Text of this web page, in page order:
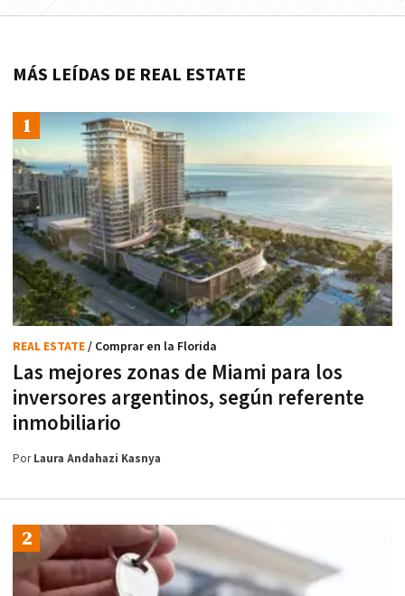
MÁS LEÍDAS DE REAL ESTATE
Las mejores zonas de Miami para los
inversores argentinos, según referente
inmobiliario
REAL ESTATE/ Comprar en la Florida
PorLaura Andahazi Kasnya